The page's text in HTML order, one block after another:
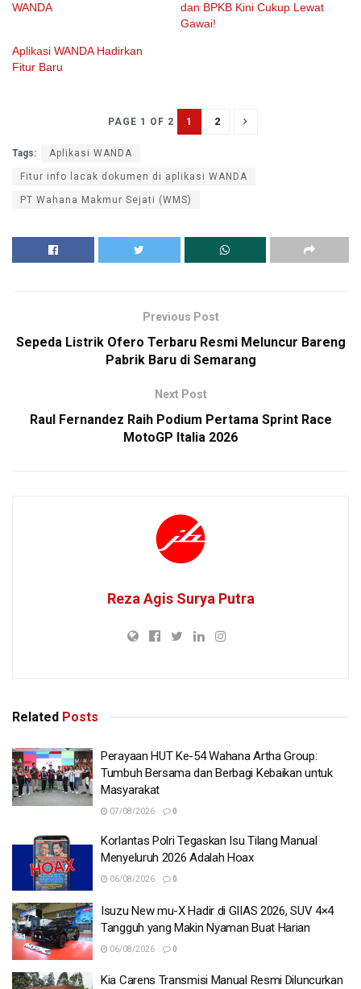
WANDA
dan BPKB Kini Cukup Lewat
Gawai!
Aplikasi WANDA Hadirkan
Fitur Baru
PAGE 1 OF 2 1 2
Tags: Aplikasi WANDA
Fitur info lacak dokumen di aplikasi WANDA
PT Wahana Makmur Sejati (WMS)
Previous Post
Sepeda Listrik Ofero Terbaru Resmi Meluncur Bareng
Pabrik Baru di Semarang
Next Post
Raul Fernandez Raih Podium Pertama Sprint Race
MotoGP Italia 2026
Reza Agis Surya Putra
Related Posts
Perayaan HUT Ke-54 Wahana Artha Group:
Tumbuh Bersama dan Berbagi Kebaikan untuk
Masyarakat
07/08/2026 0
Korlantas Polri Tegaskan Isu Tilang Manual
Menyeluruh 2026 Adalah Hoax
06/08/2026 0
Isuzu New mu-X Hadir di GIIAS 2026, SUV 4×4
Tangguh yang Makin Nyaman Buat Harian
06/08/2026 0
Kia Carens Transmisi Manual Resmi Diluncurkan